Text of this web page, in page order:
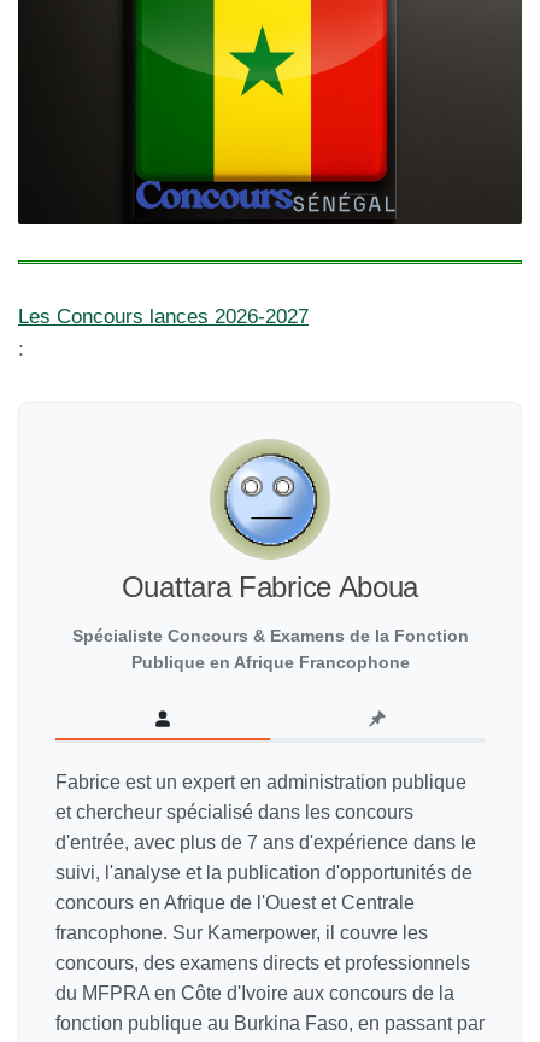
Les Concours lances 2026-2027
:
Ouattara Fabrice Aboua
Spécialiste Concours & Examens de la Fonction
Publique en Afrique Francophone
Fabrice est un expert en administration publique
et chercheur spécialisé dans les concours
d'entrée, avec plus de 7 ans d'expérience dans le
suivi, l'analyse et la publication d'opportunités de
concours en Afrique de l'Ouest et Centrale
francophone. Sur Kamerpower, il couvre les
concours, des examens directs et professionnels
du MFPRA en Côte d'Ivoire aux concours de la
fonction publique au Burkina Faso, en passant par